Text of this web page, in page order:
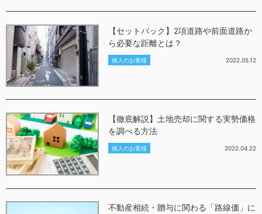
【セットバック】2項道路や前面道路か
ら必要な距離とは？
個人のお客様 2022.05.12
【徹底解説】土地売却に関する実勢価格
を調べる方法
個人のお客様 2022.04.22
不動産相続・贈与に関わる「路線価」に